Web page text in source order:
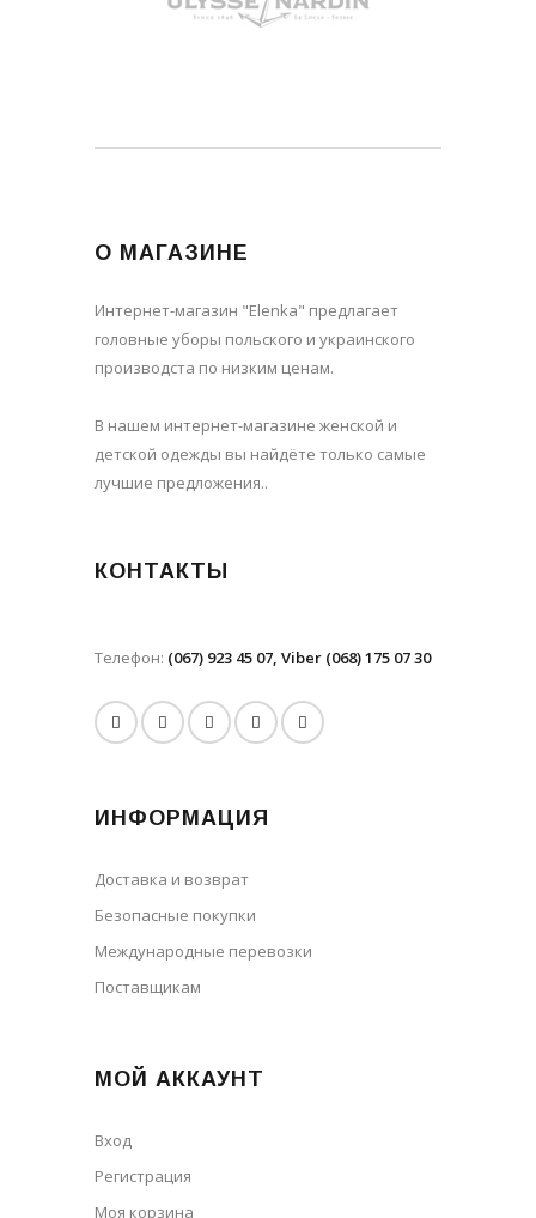
О МАГАЗИНЕ
Интернет-магазин "Elenka" предлагает
головные уборы польского и украинского
производста по низким ценам.
В нашем интернет-магазине женской и
детской одежды вы найдёте только самые
лучшие предложения..
КОНТАКТЫ
Телефон: (067) 923 45 07, Viber (068) 175 07 30
ИНФОРМАЦИЯ
Доставка и возврат
Безопасные покупки
Международные перевозки
Поставщикам
МОЙ АККАУНТ
Вход
Регистрация
Моя корзина